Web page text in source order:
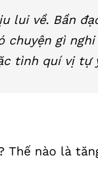
lui về. Bần
chuyện gì
tình quí vị tự
Thế nào là